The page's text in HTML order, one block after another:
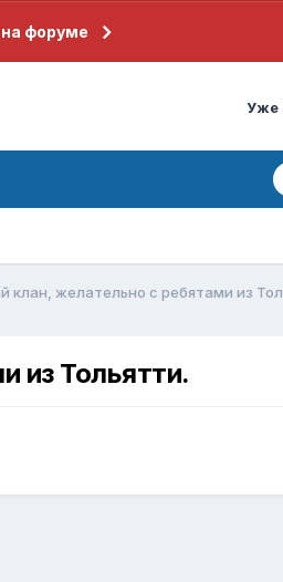
форуме
Уже
желательно с ребятами из
из Тольятти.